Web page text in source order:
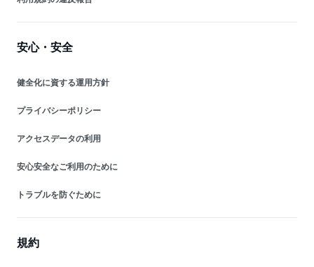
安心・安全
健全化に資する運用方針
プライバシーポリシー
アクセスデータの利用
安心安全なご利用のために
トラブルを防ぐために
規約